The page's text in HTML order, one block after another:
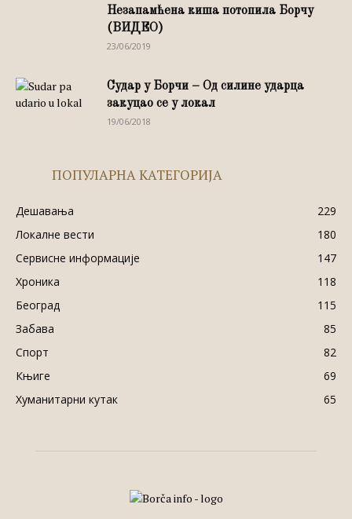
Незапамћена киша потопила Борчу
(ВИДЕО)
23/06/2019
Судар у Борчи – Од силине ударца
закуцао се у локал
19/06/2018
ПОПУЛАРНА КАТЕГОРИЈА
Дешавања
229
Локалне вести
180
Сервисне информације
147
Хроника
118
Београд
115
Забава
85
Спорт
82
Књиге
69
Хуманитарни кутак
65